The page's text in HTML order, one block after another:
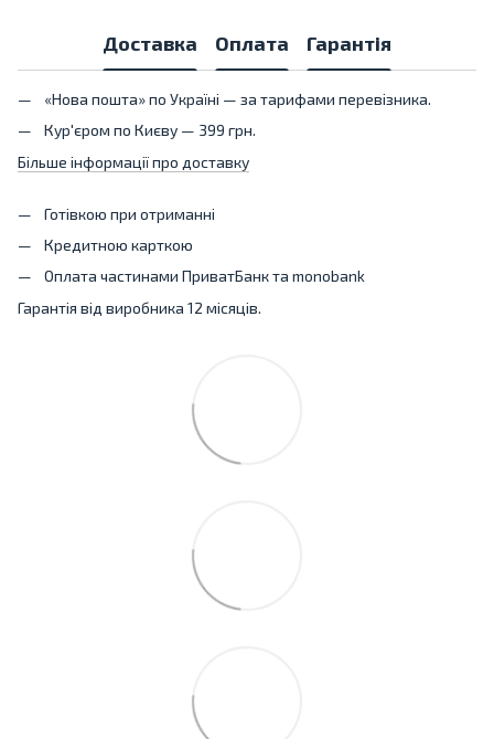
Доставка Оплата Гарантія
«Нова пошта» по Україні — за тарифами перевізника.
Кур'єром по Києву — 399 грн.
Більше інформації про доставку
Готівкою при отриманні
Кредитною карткою
Оплата частинами ПриватБанк та monobank
Гарантія від виробника 12 місяців.